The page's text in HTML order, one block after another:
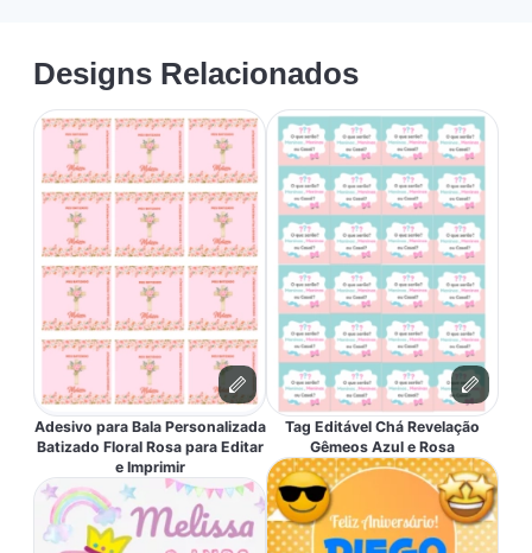
Designs Relacionados
Adesivo para Bala Personalizada
Batizado Floral Rosa para Editar
e Imprimir
Tag Editável Chá Revelação
Gêmeos Azul e Rosa